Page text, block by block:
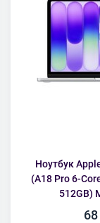
Ноутбук
(A18 Pro 6-
512GB)